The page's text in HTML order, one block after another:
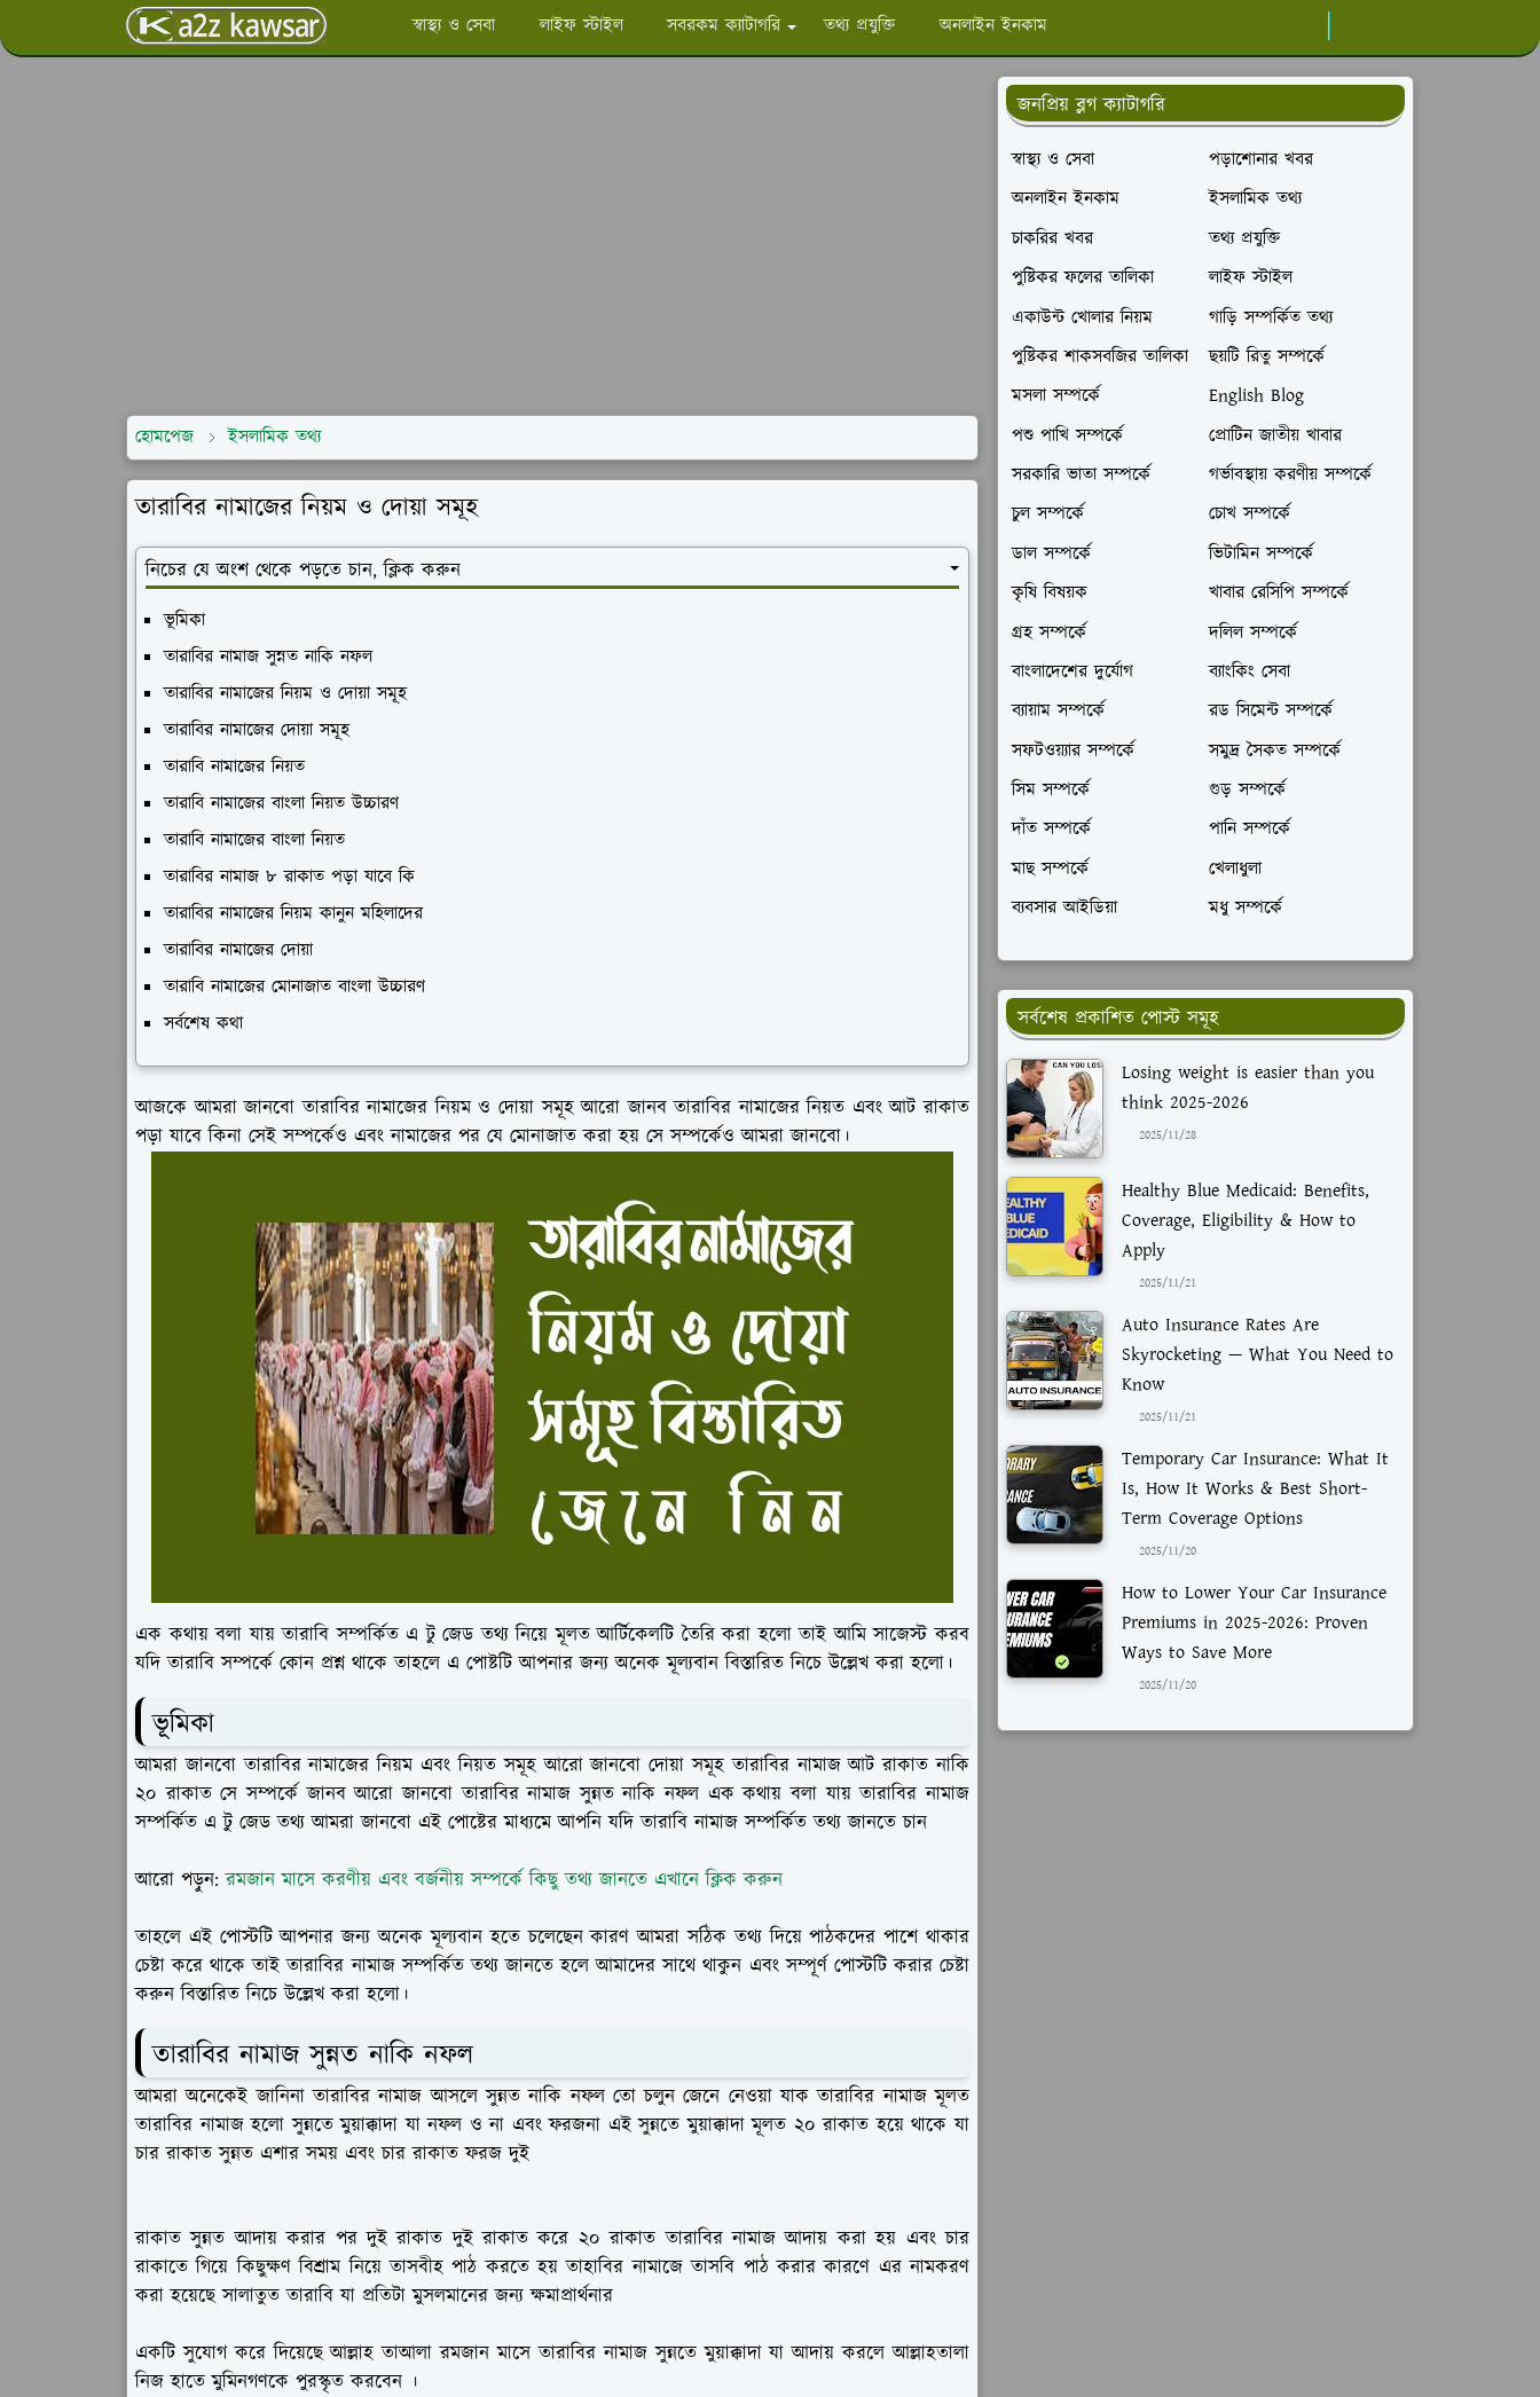
স্বাস্থ্য ও সেবা লাইফ স্টাইল সবরকম ক্যাটাগরি তথ্য প্রযুক্তি অনলাইন ইনকাম
হোমপেজ ইসলামিক তথ্য
তারাবির নামাজের নিয়ম ও দোয়া সমূহ
নিচের যে অংশ থেকে পড়তে চান, ক্লিক করুন
ভূমিকা
তারাবির নামাজ সুন্নত নাকি নফল
তারাবির নামাজের নিয়ম ও দোয়া সমূহ
তারাবির নামাজের দোয়া সমূহ
তারাবি নামাজের নিয়ত
তারাবি নামাজের বাংলা নিয়ত উচ্চারণ
তারাবি নামাজের বাংলা নিয়ত
তারাবির নামাজ ৮ রাকাত পড়া যাবে কি
তারাবির নামাজের নিয়ম কানুন মহিলাদের
তারাবির নামাজের দোয়া
তারাবি নামাজের মোনাজাত বাংলা উচ্চারণ
সর্বশেষ কথা
আজকে আমরা জানবো তারাবির নামাজের নিয়ম ও দোয়া সমূহ আরো জানব তারাবির নামাজের নিয়ত এবং আট রাকাত
পড়া যাবে কিনা সেই সম্পর্কেও এবং নামাজের পর যে মোনাজাত করা হয় সে সম্পর্কেও আমরা জানবো।
এক কথায় বলা যায় তারাবি সম্পর্কিত এ টু জেড তথ্য নিয়ে মূলত আর্টিকেলটি তৈরি করা হলো তাই আমি সাজেস্ট করব
যদি তারাবি সম্পর্কে কোন প্রশ্ন থাকে তাহলে এ পোষ্টটি আপনার জন্য অনেক মূল্যবান বিস্তারিত নিচে উল্লেখ করা হলো।
ভূমিকা
আমরা জানবো তারাবির নামাজের নিয়ম এবং নিয়ত সমূহ আরো জানবো দোয়া সমূহ তারাবির নামাজ আট রাকাত নাকি
২০ রাকাত সে সম্পর্কে জানব আরো জানবো তারাবির নামাজ সুন্নত নাকি নফল এক কথায় বলা যায় তারাবির নামাজ
সম্পর্কিত এ টু জেড তথ্য আমরা জানবো এই পোষ্টের মাধ্যমে আপনি যদি তারাবি নামাজ সম্পর্কিত তথ্য জানতে চান
আরো পড়ুন:রমজান মাসে করণীয় এবং বর্জনীয় সম্পর্কে কিছু তথ্য জানতে এখানে ক্লিক করুন
তাহলে এই পোস্টটি আপনার জন্য অনেক মূল্যবান হতে চলেছেন কারণ আমরা সঠিক তথ্য দিয়ে পাঠকদের পাশে থাকার
চেষ্টা করে থাকে তাই তারাবির নামাজ সম্পর্কিত তথ্য জানতে হলে আমাদের সাথে থাকুন এবং সম্পূর্ণ পোস্টটি করার চেষ্টা
করুন বিস্তারিত নিচে উল্লেখ করা হলো।
তারাবির নামাজ সুন্নত নাকি নফল
আমরা অনেকেই জানিনা তারাবির নামাজ আসলে সুন্নত নাকি নফল তো চলুন জেনে নেওয়া যাক তারাবির নামাজ মূলত
তারাবির নামাজ হলো সুন্নতে মুয়াক্কাদা যা নফল ও না এবং ফরজনা এই সুন্নতে মুয়াক্কাদা মূলত ২০ রাকাত হয়ে থাকে যা
চার রাকাত সুন্নত এশার সময় এবং চার রাকাত ফরজ দুই
রাকাত সুন্নত আদায় করার পর দুই রাকাত দুই রাকাত করে ২০ রাকাত তারাবির নামাজ আদায় করা হয় এবং চার
রাকাতে গিয়ে কিছুক্ষণ বিশ্রাম নিয়ে তাসবীহ পাঠ করতে হয় তাহাবির নামাজে তাসবি পাঠ করার কারণে এর নামকরণ
করা হয়েছে সালাতুত তারাবি যা প্রতিটা মুসলমানের জন্য ক্ষমাপ্রার্থনার
একটি সুযোগ করে দিয়েছে আল্লাহ তাআলা রমজান মাসে তারাবির নামাজ সুন্নতে মুয়াক্কাদা যা আদায় করলে আল্লাহতালা
নিজ হাতে মুমিনগণকে পুরস্কৃত করবেন ।
জনপ্রিয় ব্লগ ক্যাটাগরি
স্বাস্থ্য ও সেবা
পড়াশোনার খবর
অনলাইন ইনকাম
ইসলামিক তথ্য
চাকরির খবর
তথ্য প্রযুক্তি
পুষ্টিকর ফলের তালিকা
লাইফ স্টাইল
একাউন্ট খোলার নিয়ম
গাড়ি সম্পর্কিত তথ্য
পুষ্টিকর শাকসবজির তালিকা
ছয়টি রিতু সম্পর্কে
মসলা সম্পর্কে
English Blog
পশু পাখি সম্পর্কে
প্রোটিন জাতীয় খাবার
সরকারি ভাতা সম্পর্কে
গর্ভাবস্থায় করণীয় সম্পর্কে
চুল সম্পর্কে
চোখ সম্পর্কে
ডাল সম্পর্কে
ভিটামিন সম্পর্কে
কৃষি বিষয়ক
খাবার রেসিপি সম্পর্কে
গ্রহ সম্পর্কে
দলিল সম্পর্কে
বাংলাদেশের দুর্যোগ
ব্যাংকিং সেবা
ব্যায়াম সম্পর্কে
রড সিমেন্ট সম্পর্কে
সফটওয়্যার সম্পর্কে
সমুদ্র সৈকত সম্পর্কে
সিম সম্পর্কে
গুড় সম্পর্কে
দাঁত সম্পর্কে
পানি সম্পর্কে
মাছ সম্পর্কে
খেলাধুলা
ব্যবসার আইডিয়া
মধু সম্পর্কে
সর্বশেষ প্রকাশিত পোস্ট সমূহ
Losing weight is easier than you
think 2025-2026
2025/11/28
Healthy Blue Medicaid: Benefits,
Coverage, Eligibility & How to
Apply
2025/11/21
Auto Insurance Rates Are
Skyrocketing — What You Need to
Know
2025/11/21
Temporary Car Insurance: What It
Is, How It Works & Best Short-
Term Coverage Options
2025/11/20
How to Lower Your Car Insurance
Premiums in 2025-2026: Proven
Ways to Save More
2025/11/20